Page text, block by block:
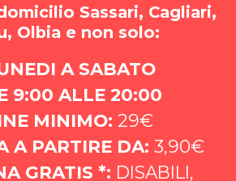
Sassari, Cagliari,
Olbia e non solo:
A SABATO
9:00 ALLE 20:00
MINIMO: 29€
A PARTIRE DA: 3,90€
GRATIS *: DISABILI,